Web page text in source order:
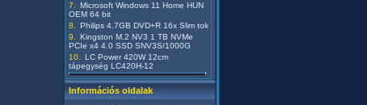
Microsoft Windows 11 Home HUN
OEM 64 bit
Philips 4.7GB DVD+R 16x Slim tok
Kingston M.2 NV3 1 TB NVMe
PCIe x4 4.0 SSD SNV3S/1000G
LC Power 420W 12cm
tápegység LC420H-12
Információs oldalak